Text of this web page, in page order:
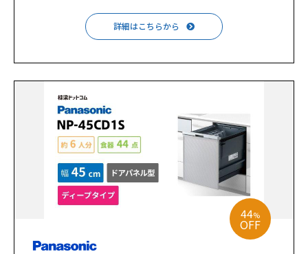
詳細はこちらから
44%
OFF